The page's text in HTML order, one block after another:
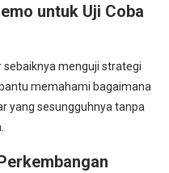
untuk Uji Coba
menguji strategi
memahami bagaimana
yang sesungguhnya tanpa